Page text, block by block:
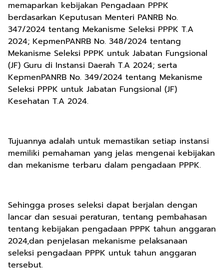
memaparkan kebijakan Pengadaan PPPK
berdasarkan Keputusan Menteri PANRB No.
347/2024 tentang Mekanisme Seleksi PPPK T.A
2024; KepmenPANRB No. 348/2024 tentang
Mekanisme Seleksi PPPK untuk Jabatan Fungsional
(JF) Guru di Instansi Daerah T.A 2024; serta
KepmenPANRB No. 349/2024 tentang Mekanisme
Seleksi PPPK untuk Jabatan Fungsional (JF)
Kesehatan T.A 2024.
Tujuannya adalah untuk memastikan setiap instansi
memiliki pemahaman yang jelas mengenai kebijakan
dan mekanisme terbaru dalam pengadaan PPPK.
Sehingga proses seleksi dapat berjalan dengan
lancar dan sesuai peraturan, tentang pembahasan
tentang kebijakan pengadaan PPPK tahun anggaran
2024,dan penjelasan mekanisme pelaksanaan
seleksi pengadaan PPPK untuk tahun anggaran
tersebut.